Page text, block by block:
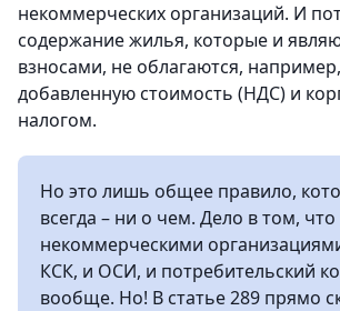
некоммерческих организаций. И
содержание жилья, которые и
взносами, не облагаются,
добавленную стоимость (НДС) и
налогом.
Но это лишь общее правило,
всегда – ни о чем. Дело в том, что
некоммерческими
КСК, и ОСИ, и потребительский
вообще. Но! В статье 289 прямо